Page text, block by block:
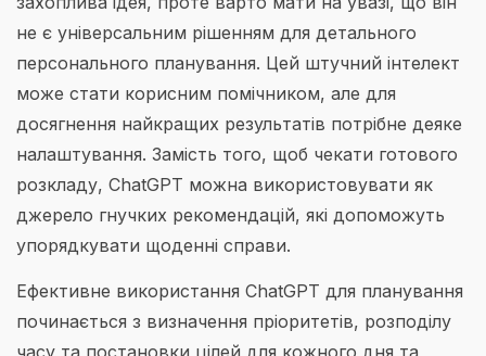
не є універсальним рішенням для детального
персонального планування. Цей штучний інтелект
може стати корисним помічником, але для
досягнення найкращих результатів потрібне деяке
налаштування. Замість того, щоб чекати готового
розкладу, ChatGPT можна використовувати як
джерело гнучких рекомендацій, які допоможуть
упорядкувати щоденні справи.
Ефективне використання ChatGPT для планування
починається з визначення пріоритетів, розподілу
часу та постановки цілей для кожного дня та